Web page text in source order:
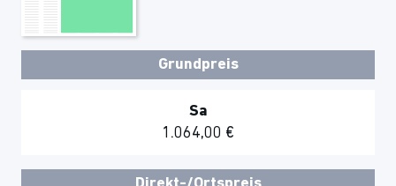
Grundpreis
Sa
1.064,00 €